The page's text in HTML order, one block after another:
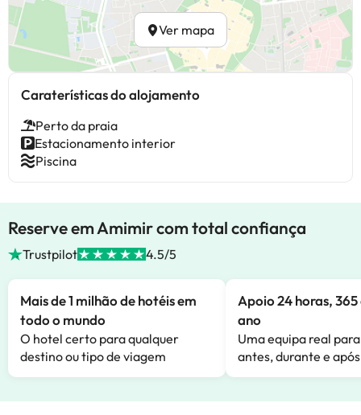
Ver mapa
Caraterísticas do alojamento
Perto da praia
Estacionamento interior
Piscina
Reserve em Amimir com total confiança
Trustpilot 4.5/5
Mais de 1 milhão de hotéis em
todo o mundo
O hotel certo para qualquer
destino ou tipo de viagem
Apoio 24 horas,
ano
Uma equipa real
antes, durante e